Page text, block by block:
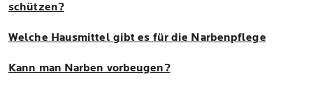
schützen?
Welche Hausmittel gibt es für die Narbenpflege
Kann man Narben vorbeugen?